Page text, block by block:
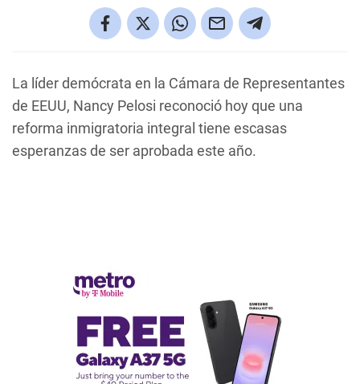
La líder demócrata en la Cámara de Representantes
de EEUU, Nancy Pelosi reconoció hoy que una
reforma inmigratoria integral tiene escasas
esperanzas de ser aprobada este año.